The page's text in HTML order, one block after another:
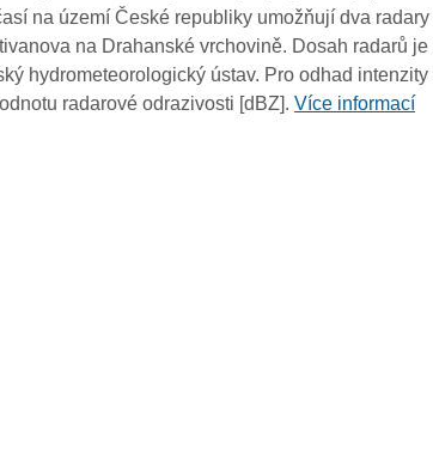
na území České republiky umožňují dva
na Drahanské vrchovině. Dosah radarů
hydrometeorologický ústav. Pro odhad
radarové odrazivosti [dBZ].Více informací